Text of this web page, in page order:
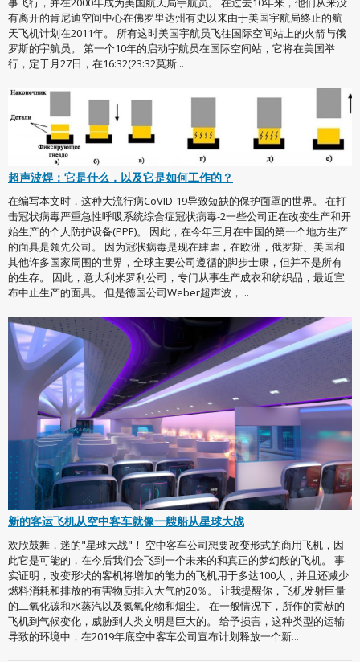
有离开的肯尼迪空间中心在佛罗里达州有史以来由于美国宇航局终止的航
天飞机计划在2011年。 所有这时美国宇航员飞往国际空间站上的火箭与俄
罗斯的宇航员。 第一个10年的启动宇航员在国际空间站，它将在美国举
行，定于月27日，在16:32(23:32莫斯...
超声波焊：它是什么，以及它是如何工作的？
在编写本文时，这种大流行病CoVID-19导致短缺的保护面罩的世界。 在打
击冠状病毒严重急性呼吸系统综合症冠状病毒-2一些公司正在改变生产和开
始生产的个人防护设备(PPE)。 因此，在今年三月在中国的第一个地方生产
的面具是领先公司。 因为冠状病毒是现在肆虐，在欧洲，俄罗斯、美国和
其他许多国家周围的世界，全球主要公司遵循的脚步士康，但并不是所有
的生存。 因此，意大利米罗利公司，专门从事生产成衣和纺织品，最近宣
布中止生产的面具。 但是德国公司Weber超声波，...
新的客运飞机从空中客车就像一艘船从星球大战
欢欣鼓舞，迷的"星球大战"！ 空中客车公司想要改变形式的商用飞机，因
此它是可能的，在今后我们会飞到一个未来的和真正的梦幻般的飞机。 事
实证明，改变形状的客机将增加的能力的飞机用于多达100人，并且还减少
燃料消耗和排放的有害物质排入大气的20％。 让我提醒你，飞机发射巨量
的二氧化碳和水蒸汽以及氮氧化物和烟尘。 在一般情况下，所作的贡献的
飞机到气候变化，威胁到人类文明是巨大的。 给予损害，这种类型的运输
导致的环境中，在2019年底空中客车公司宣布计划释放一个新...